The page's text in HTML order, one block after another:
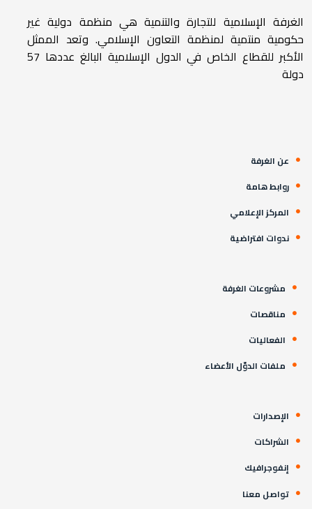
الغرفة الإسلامية للتجارة والتنمية هي منظمة دولية غير
حكومية منتمية لمنظمة التعاون الإسلامي. وتعد الممثل
الأكبر للقطاع الخاص في الدول الإسلامية البالغ عددها 57
دولة
عن الغرفة
روابط هامة
المركز الإعلامي
ندوات افتراضية
مشروعات الغرفة
مناقصات
الفعاليات
ملفات الدوّل الأعضاء
الإصدارات
الشراكات
إنفوجرافيك
تواصل معنا